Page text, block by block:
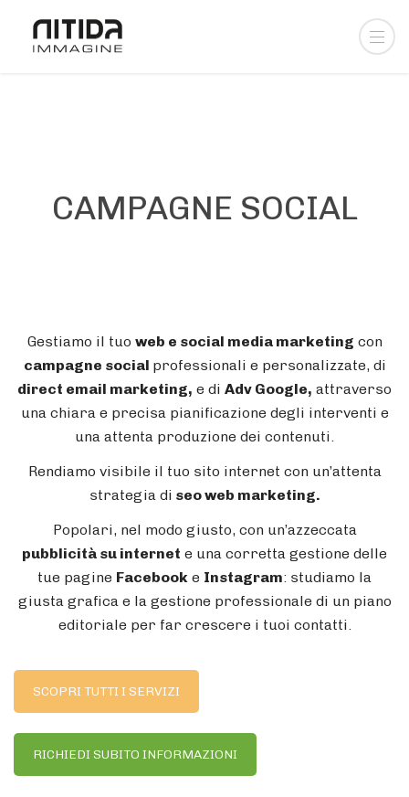
CAMPAGNE SOCIAL
Gestiamo il tuo web e social media marketing con
campagne social professionali e personalizzate, di
direct email marketing, e di Adv Google, attraverso
una chiara e precisa pianificazione degli interventi e
una attenta produzione dei contenuti.
Rendiamo visibile il tuo sito internet con un’attenta
strategia di seo web marketing.
Popolari, nel modo giusto, con un’azzeccata
pubblicità su internet e una corretta gestione delle
tue pagine Facebook e Instagram: studiamo la
giusta grafica e la gestione professionale di un piano
editoriale per far crescere i tuoi contatti.
SCOPRI TUTTI I SERVIZI
RICHIEDI SUBITO INFORMAZIONI